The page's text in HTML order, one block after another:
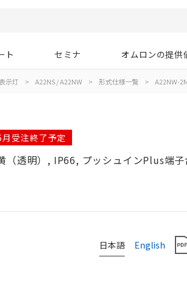
ト セミナ オムロンの提供
示灯 > A22NS / A22NW > 形式仕様一覧 > A22NW-
受注終了予定
透明）, IP66, プッシュインPlus端
日本語 English